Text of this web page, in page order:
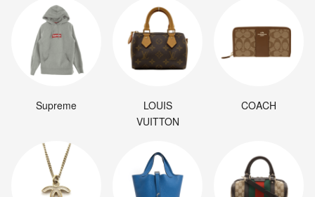
Supreme
LOUIS
VUITTON
COACH